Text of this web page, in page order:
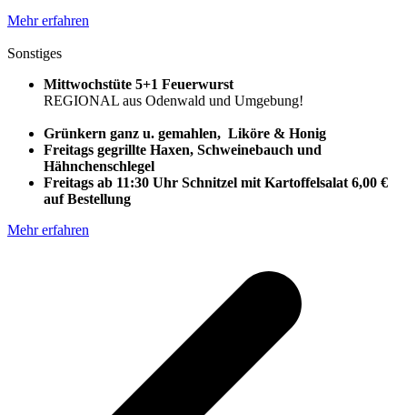
Mehr erfahren
Sonstiges
Mittwochstüte 5+1 Feuerwurst
REGIONAL aus Odenwald und Umgebung!
Grünkern ganz u. gemahlen, Liköre & Honig
Freitags gegrillte Haxen, Schweinebauch und
Hähnchenschlegel
Freitags ab 11:30 Uhr Schnitzel mit Kartoffelsalat 6,00 €
auf Bestellung
Mehr erfahren